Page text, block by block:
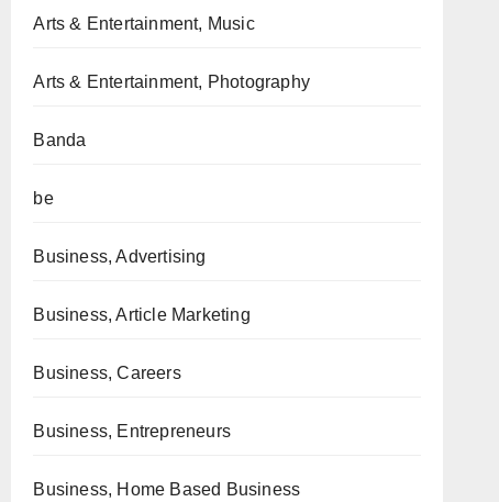
Arts & Entertainment, Music
Arts & Entertainment, Photography
Banda
be
Business, Advertising
Business, Article Marketing
Business, Careers
Business, Entrepreneurs
Business, Home Based Business